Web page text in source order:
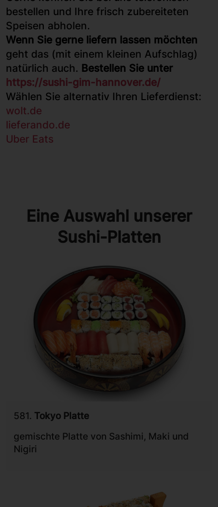
bestellen und Ihre frisch zubereiteten
Speisen abholen.
Wenn Sie gerne liefern lassen möchten
geht das (mit einem kleinen Aufschlag)
natürlich auch. Bestellen Sie unter
https://sushi-gim-hannover.de/
Wählen Sie alternativ Ihren Lieferdienst:
wolt.de
lieferando.de
Uber Eats
Eine Auswahl unserer
Sushi-Platten
581. Tokyo Platte
gemischte Platte von Sashimi, Maki und
Nigiri